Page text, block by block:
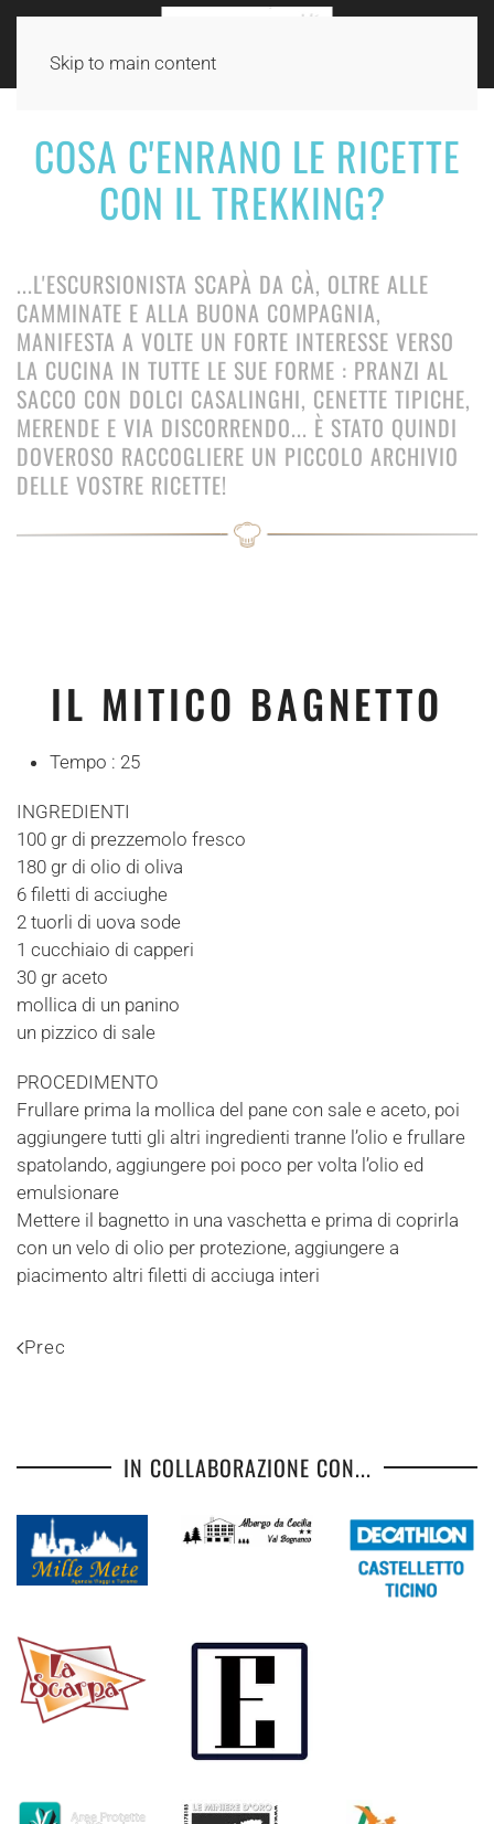
Skip to main content
COSA C'ENRANO LE RICETTE
CON IL TREKKING?
...L'ESCURSIONISTA SCAPÀ DA CÀ, OLTRE ALLE
CAMMINATE E ALLA BUONA COMPAGNIA,
MANIFESTA A VOLTE UN FORTE INTERESSE VERSO
LA CUCINA IN TUTTE LE SUE FORME : PRANZI AL
SACCO CON DOLCI CASALINGHI, CENETTE TIPICHE,
MERENDE E VIA DISCORRENDO... È STATO QUINDI
DOVEROSO RACCOGLIERE UN PICCOLO ARCHIVIO
DELLE VOSTRE RICETTE!
IL MITICO BAGNETTO
Tempo : 25
INGREDIENTI
100 gr di prezzemolo fresco
180 gr di olio di oliva
6 filetti di acciughe
2 tuorli di uova sode
1 cucchiaio di capperi
30 gr aceto
mollica di un panino
un pizzico di sale
PROCEDIMENTO
Frullare prima la mollica del pane con sale e aceto, poi
aggiungere tutti gli altri ingredienti tranne l’olio e frullare
spatolando, aggiungere poi poco per volta l’olio ed
emulsionare
Mettere il bagnetto in una vaschetta e prima di coprirla
con un velo di olio per protezione, aggiungere a
piacimento altri filetti di acciuga interi
Prec
IN COLLABORAZIONE CON...